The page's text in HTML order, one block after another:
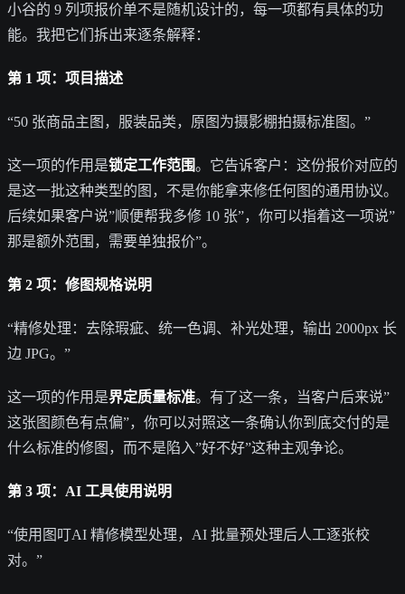
小谷的 9 列项报价单不是随机设计的，每一项都有具体的功
能。我把它们拆出来逐条解释：
第 1 项：项目描述
“50 张商品主图，服装品类，原图为摄影棚拍摄标准图。”
这一项的作用是锁定工作范围。它告诉客户：这份报价对应的
是这一批这种类型的图，不是你能拿来修任何图的通用协议。
后续如果客户说”顺便帮我多修 10 张”，你可以指着这一项说”
那是额外范围，需要单独报价”。
第 2 项：修图规格说明
“精修处理：去除瑕疵、统一色调、补光处理，输出 2000px 长
边 JPG。”
这一项的作用是界定质量标准。有了这一条，当客户后来说”
这张图颜色有点偏”，你可以对照这一条确认你到底交付的是
什么标准的修图，而不是陷入”好不好”这种主观争论。
第 3 项：AI 工具使用说明
“使用图叮AI 精修模型处理，AI 批量预处理后人工逐张校
对。”